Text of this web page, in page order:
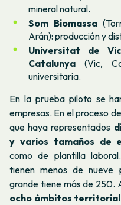
mineral natural.
Som Biomassa
Arán): producción y
Universitat de
Catalunya (Vic,
universitaria.
En la prueba piloto se
empresas. En el proceso
que haya representados
y varios tamaños de
como de plantilla
tienen menos de nueve
grande tiene más de 250.
ocho ámbitos